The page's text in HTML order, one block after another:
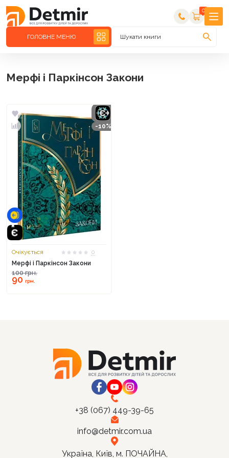
0
ГОЛОВНЕ МЕНЮ Шукати книги
Мерфі і Паркінсон Закони
-10%
Очікується
0
Мерфі і Паркінсон Закони
100грн.
90 грн.
+38 (067) 449-39-65
info@detmir.com.ua
Україна, Київ, м. ПОЧАЙНА,